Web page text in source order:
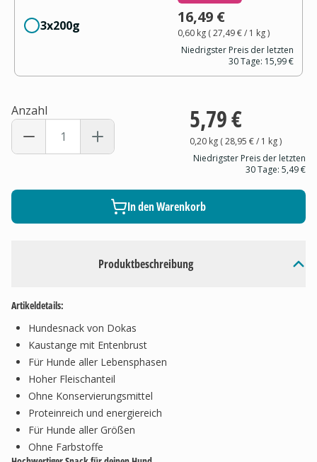
Produktbeschreibung
Artikeldetails:
Hundesnack von Dokas
Kaustange mit Entenbrust
Für Hunde aller Lebensphasen
Hoher Fleischanteil
Ohne Konservierungsmittel
Proteinreich und energiereich
Für Hunde aller Größen
Ohne Farbstoffe
3x200g 16,49 €
0,60 kg(27,49 €/ 1 kg)
Niedrigster Preis der letzten
30 Tage: 15,99 €
Anzahl 5,79 €
0,20 kg(28,95 €/ 1 kg)
Niedrigster Preis der letzten
30 Tage: 5,49 €
In den Warenkorb